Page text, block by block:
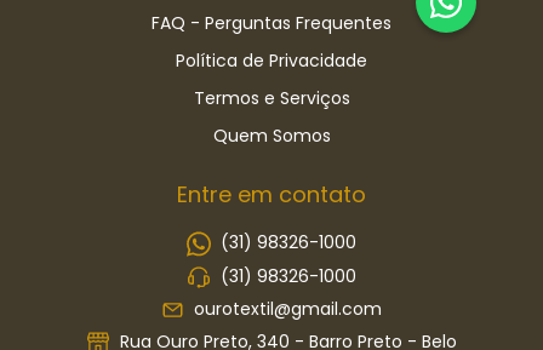
FAQ - Perguntas Frequentes
Política de Privacidade
Termos e Serviços
Quem Somos
Entre em contato
(31) 98326-1000
(31) 98326-1000
ourotextil@gmail.com
Rua Ouro Preto, 340 - Barro Preto - Belo